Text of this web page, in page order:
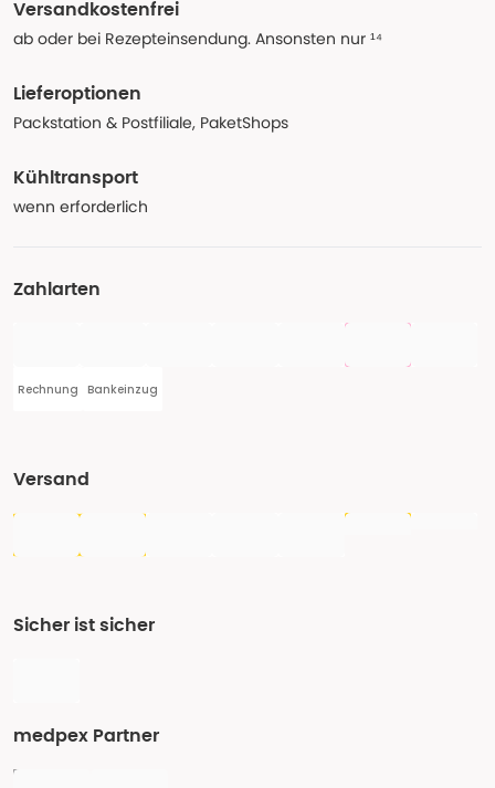
Versandkostenfrei
ab oder bei Rezepteinsendung. Ansonsten nur ¹⁴
Lieferoptionen
Packstation & Postfiliale, PaketShops
Kühltransport
wenn erforderlich
Zahlarten
Rechnung Bankeinzug
Versand
Sicher ist sicher
medpex Partner